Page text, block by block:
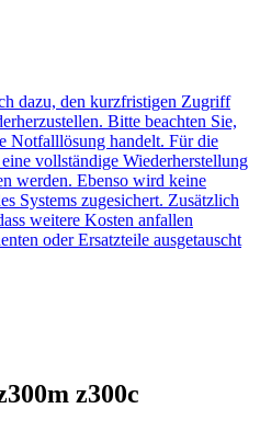
dazu, den kurzfristigen Zugriff
Bitte beachten Sie,
Notfalllösung handelt. Für die
vollständige Wiederherstellung
werden. Ebenso wird keine
Systems zugesichert. Zusätzlich
weitere Kosten anfallen
oder Ersatzteile ausgetauscht
z300c